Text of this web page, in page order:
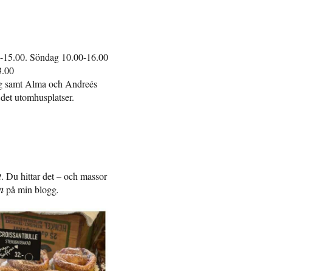
Söndag 10.00-16.00
samt Alma och Andreés
utomhusplatser.
. Du hittar det – och massor
på min blogg.